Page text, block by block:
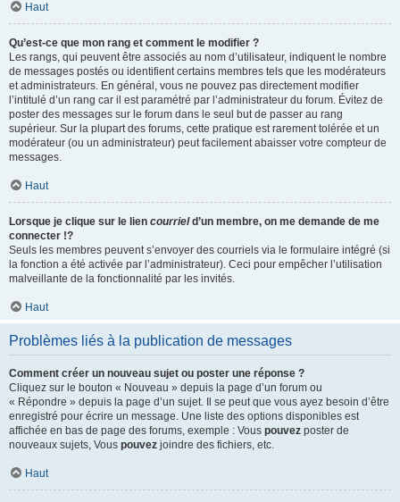
Haut
Qu’est-ce que mon rang et comment le modifier ?
Les rangs, qui peuvent être associés au nom d’utilisateur, indiquent le nombre
de messages postés ou identifient certains membres tels que les modérateurs
et administrateurs. En général, vous ne pouvez pas directement modifier
l’intitulé d’un rang car il est paramétré par l’administrateur du forum. Évitez de
poster des messages sur le forum dans le seul but de passer au rang
supérieur. Sur la plupart des forums, cette pratique est rarement tolérée et un
modérateur (ou un administrateur) peut facilement abaisser votre compteur de
messages.
Haut
Lorsque je clique sur le lien courrield’un membre, on me demande de me
connecter !?
Seuls les membres peuvent s’envoyer des courriels via le formulaire intégré (si
la fonction a été activée par l’administrateur). Ceci pour empêcher l’utilisation
malveillante de la fonctionnalité par les invités.
Haut
Problèmes liés à la publication de messages
Comment créer un nouveau sujet ou poster une réponse ?
Cliquez sur le bouton « Nouveau » depuis la page d’un forum ou
« Répondre » depuis la page d’un sujet. Il se peut que vous ayez besoin d’être
enregistré pour écrire un message. Une liste des options disponibles est
affichée en bas de page des forums, exemple : Vous pouvez poster de
nouveaux sujets, Vous pouvez joindre des fichiers, etc.
Haut